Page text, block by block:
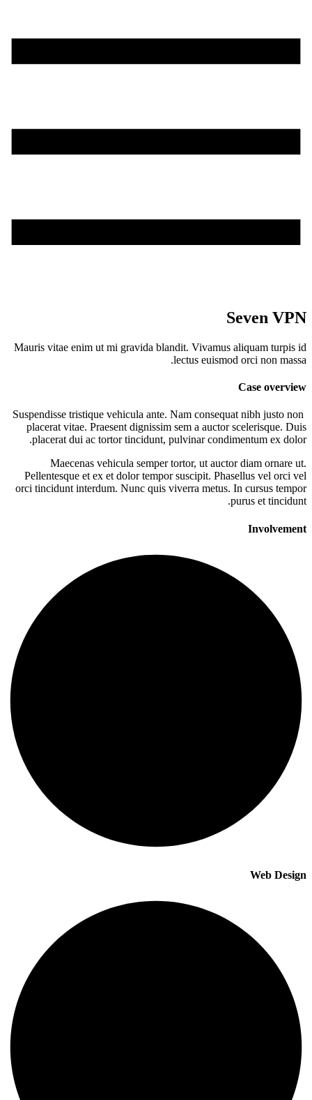
Seven VPN
Mauris vitae enim ut mi gravida blandit. Vivamus aliquam turpis id
lectus euismod orci non massa.
Case overview
Suspendisse tristique vehicula ante. Nam consequat nibh justo non
placerat vitae. Praesent dignissim sem a auctor scelerisque. Duis
placerat dui ac tortor tincidunt, pulvinar condimentum ex dolor.
Maecenas vehicula semper tortor, ut auctor diam ornare ut.
Pellentesque et ex et dolor tempor suscipit. Phasellus vel orci vel
orci tincidunt interdum. Nunc quis viverra metus. In cursus tempor
purus et tincidunt.
Involvement
Web Design